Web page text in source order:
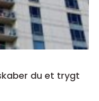
du et trygt